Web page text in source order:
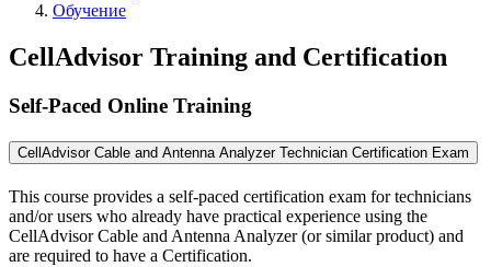
Обучение
CellAdvisor Training and Certification
Self-Paced Online Training
CellAdvisor Cable and Antenna Analyzer Technician Certification Exam
This course provides a self-paced certification exam for technicians
and/or users who already have practical experience using the
CellAdvisor Cable and Antenna Analyzer (or similar product) and
are required to have a Certification.